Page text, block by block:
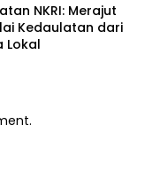
NKRI: Merajut
Kedaulatan dari
Lokal